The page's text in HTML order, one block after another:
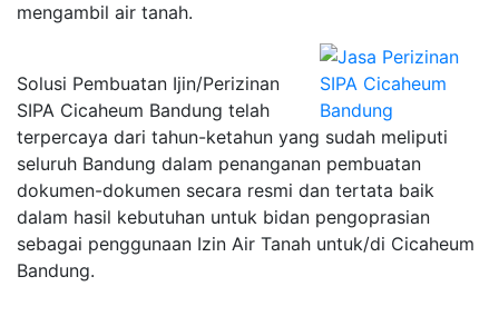
mengambil air tanah.
Solusi Pembuatan Ijin/Perizinan
SIPA Cicaheum Bandung telah
terpercaya dari tahun-ketahun yang sudah meliputi
seluruh Bandung dalam penanganan pembuatan
dokumen-dokumen secara resmi dan tertata baik
dalam hasil kebutuhan untuk bidan pengoprasian
sebagai penggunaan Izin Air Tanah untuk/di Cicaheum
Bandung.